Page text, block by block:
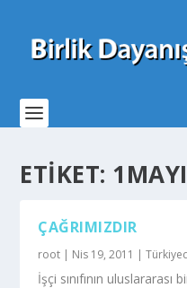
ETIKET:
ÇAĞRIMIZDIR
root | Nis 19, 2011 |
İşçi sınıfının